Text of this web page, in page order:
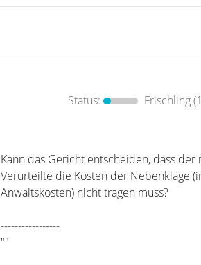
Status:
Frischling
Kann das Gericht entscheiden, dass der
Verurteilte die Kosten der Nebenklage
Anwaltskosten) nicht tragen muss?
-----------------
""